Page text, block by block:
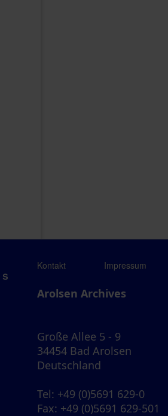
Kontakt Impressum
Arolsen Archives
Große Allee 5 - 9
34454 Bad Arolsen
Deutschland
Tel: +49 (0)5691 629-0
Fax: +49 (0)5691 629-501